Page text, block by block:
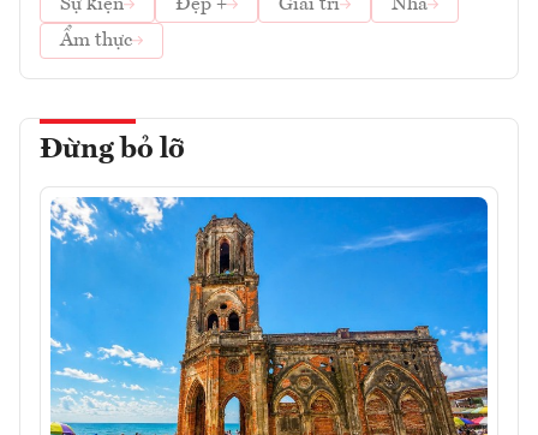
Sự kiện Đẹp + Giải trí
Nhà
Ẩm thực
Đừng bỏ lỡ